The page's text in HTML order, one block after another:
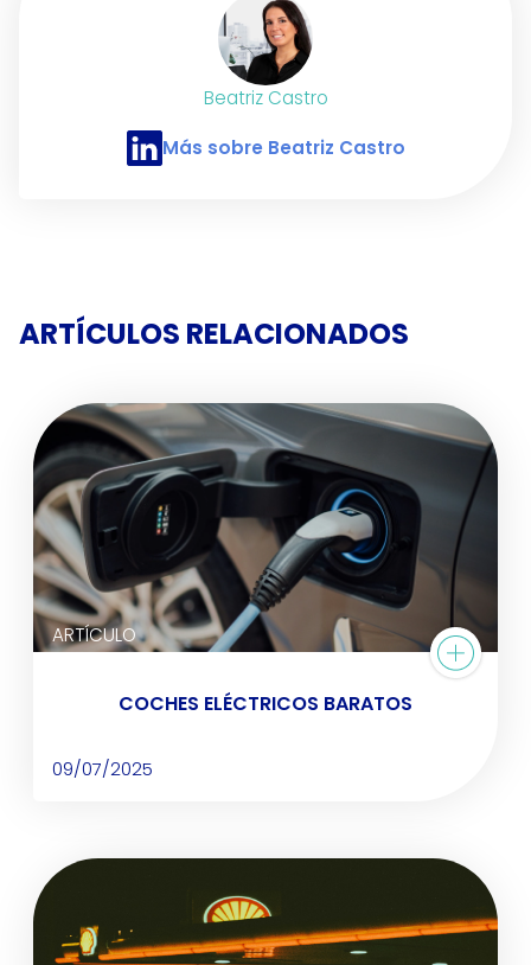
Beatriz Castro
Perfil de LinkedIn de Beatriz Castro
Más sobre Beatriz Castro
ARTÍCULOS RELACIONADOS
ARTÍCULO
COCHES ELÉCTRICOS BARATOS
09/07/2025